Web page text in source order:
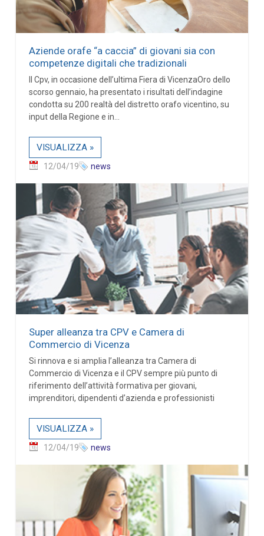
Aziende orafe “a caccia” di giovani sia con
competenze digitali che tradizionali
Il Cpv, in occasione dell’ultima Fiera di VicenzaOro dello
scorso gennaio, ha presentato i risultati dell’indagine
condotta su 200 realtà del distretto orafo vicentino, su
input della Regione e in...
VISUALIZZA »
12/04/19 news
Super alleanza tra CPV e Camera di
Commercio di Vicenza
Si rinnova e si amplia l’alleanza tra Camera di
Commercio di Vicenza e il CPV sempre più punto di
riferimento dell’attività formativa per giovani,
imprenditori, dipendenti d’azienda e professionisti
VISUALIZZA »
12/04/19 news